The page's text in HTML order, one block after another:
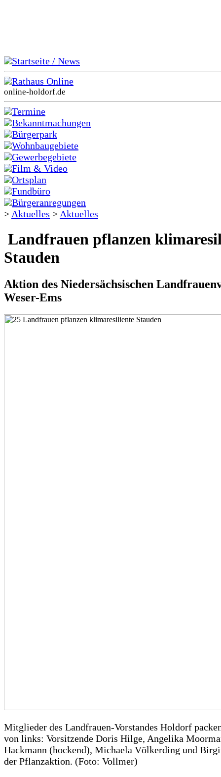
Startseite / News
Rathaus Online
online-holdorf.de
Termine
Bekanntmachungen
Bürgerpark
Wohnbaugebiete
Gewerbegebiete
Film & Video
Ortsplan
Fundbüro
Bürgeranregungen
> Aktuelles > Aktuelles
Landfrauen pflanzen
Stauden
Aktion des Niedersächsischen
Weser-Ems
Mitglieder des Landfrauen-Vorstandes Holdorf
von links: Vorsitzende Doris Hilge, Angelika
Hackmann (hockend), Michaela Völkerding und
der Pflanzaktion. (Foto: Vollmer)